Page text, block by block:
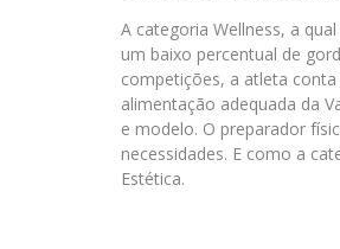
A categoria Wellness, a
um baixo percentual de
competições, a atleta
alimentação adequada da
e modelo. O preparador
necessidades. E como a
Estética.